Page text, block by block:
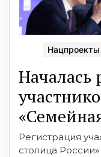
Нацпроекты
Началась
Регистрация
столица